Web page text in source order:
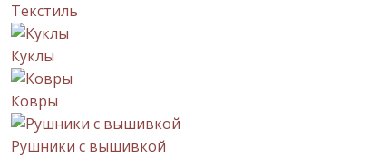
Текстиль
Куклы
Ковры
Рушники с вышивкой